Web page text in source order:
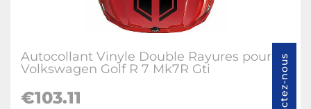
Autocollant Vinyle Double Rayures pour
Volkswagen Golf R 7 Mk7R Gti
€103.11